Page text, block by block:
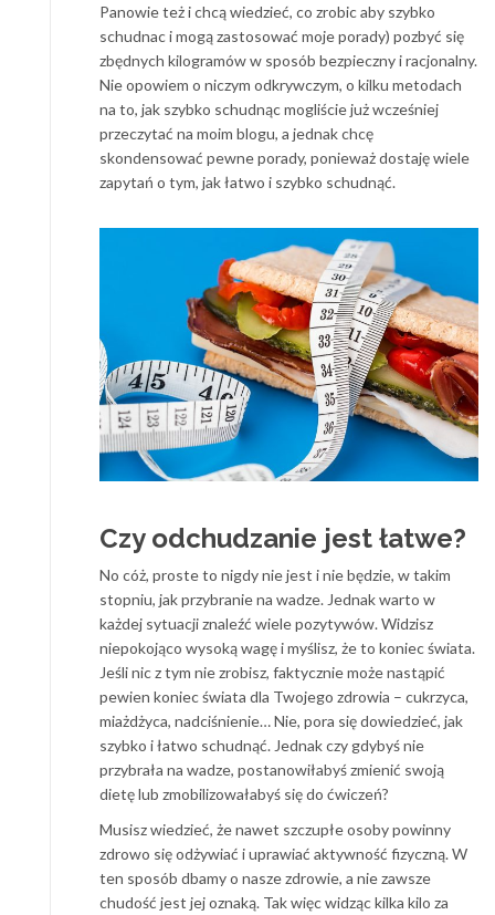
Panowie też i chcą wiedzieć, co zrobic aby szybko
schudnac i mogą zastosować moje porady) pozbyć się
zbędnych kilogramów w sposób bezpieczny i racjonalny.
Nie opowiem o niczym odkrywczym, o kilku metodach
na to, jak szybko schudnąc mogliście już wcześniej
przeczytać na moim blogu, a jednak chcę
skondensować pewne porady, ponieważ dostaję wiele
zapytań o tym, jak łatwo i szybko schudnąć.
Czy odchudzanie jest łatwe?
No cóż, proste to nigdy nie jest i nie będzie, w takim
stopniu, jak przybranie na wadze. Jednak warto w
każdej sytuacji znaleźć wiele pozytywów. Widzisz
niepokojąco wysoką wagę i myślisz, że to koniec świata.
Jeśli nic z tym nie zrobisz, faktycznie może nastąpić
pewien koniec świata dla Twojego zdrowia – cukrzyca,
miażdżyca, nadciśnienie… Nie, pora się dowiedzieć, jak
szybko i łatwo schudnąć. Jednak czy gdybyś nie
przybrała na wadze, postanowiłabyś zmienić swoją
dietę lub zmobilizowałabyś się do ćwiczeń?
Musisz wiedzieć, że nawet szczupłe osoby powinny
zdrowo się odżywiać i uprawiać aktywność fizyczną. W
ten sposób dbamy o nasze zdrowie, a nie zawsze
chudość jest jej oznaką. Tak więc widząc kilka kilo za